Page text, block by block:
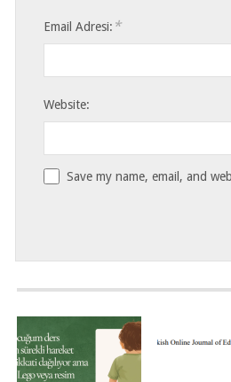
Email Adresi: *
Website:
Save my name, email, and